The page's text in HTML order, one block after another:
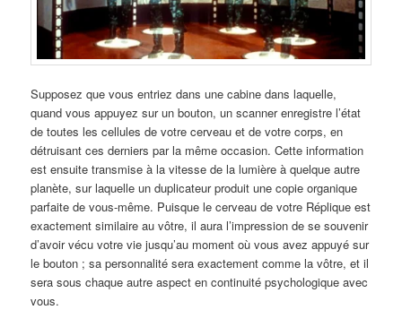
Supposez que vous entriez dans une cabine dans laquelle,
quand vous appuyez sur un bouton, un scanner enregistre l’état
de toutes les cellules de votre cerveau et de votre corps, en
détruisant ces derniers par la même occasion. Cette information
est ensuite transmise à la vitesse de la lumière à quelque autre
planète, sur laquelle un duplicateur produit une copie organique
parfaite de vous-même. Puisque le cerveau de votre Réplique est
exactement similaire au vôtre, il aura l’impression de se souvenir
d’avoir vécu votre vie jusqu’au moment où vous avez appuyé sur
le bouton ; sa personnalité sera exactement comme la vôtre, et il
sera sous chaque autre aspect en continuité psychologique avec
vous.